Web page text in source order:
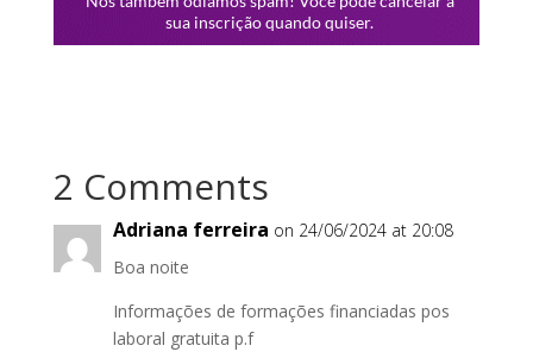
2 Comments
Adriana ferreira on 24/06/2024 at 20:08
Boa noite
Informações de formações financiadas pos
laboral gratuita p.f